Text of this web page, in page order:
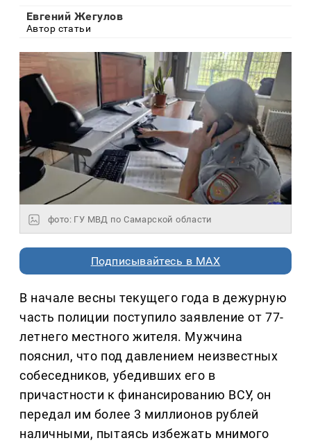
Евгений Жегулов
Автор статьи
фото: ГУ МВД по Самарской области
Подписывайтесь в MAX
В начале весны текущего года в дежурную
часть полиции поступило заявление от 77-
летнего местного жителя. Мужчина
пояснил, что под давлением неизвестных
собеседников, убедивших его в
причастности к финансированию ВСУ, он
передал им более 3 миллионов рублей
наличными, пытаясь избежать мнимого